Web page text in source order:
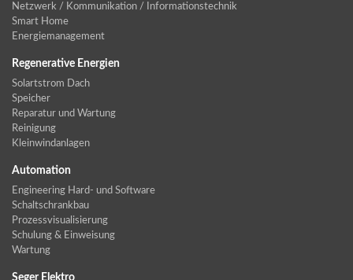
Netzwerk / Kommunikation / Informationstechnik
Smart Home
Energiemanagement
Regenerative Energien
Solartstrom Dach
Speicher
Reparatur und Wartung
Reinigung
Kleinwindanlagen
Automation
Engineering Hard- und Software
Schaltschrankbau
Prozessvisualisierung
Schulung & Einweisung
Wartung
Seger Elektro